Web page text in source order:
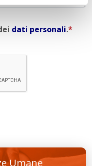
dati personali.*
Umane